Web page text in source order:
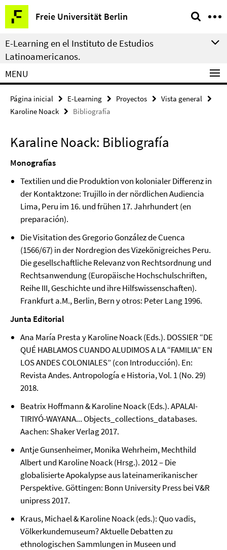
Springe
direkt
zu
Inhalt
Freie Universität Berlin
Herramientas
de
navegación
E-Learning en el Instituto de Estudios
Latinoamericanos.
MENU
Página inicial E-Learning Proyectos
Vista general
Karoline Noack
Bibliografía
Karaline Noack: Bibliografía
Monografías
Textilien und die Produktion von kolonialer Differenz in
der Kontaktzone: Trujillo in der nördlichen Audiencia
Lima, Peru im 16. und frühen 17. Jahrhundert (en
preparación).
Die Visitation des Gregorio González de Cuenca
(1566/67) in der Nordregion des Vizekönigreiches Peru.
Die gesellschaftliche Relevanz von Rechtsordnung und
Rechtsanwendung (Europäische Hochschulschriften,
Reihe III, Geschichte und ihre Hilfswissenschaften).
Frankfurt a.M., Berlin, Bern y otros: Peter Lang 1996.
Junta Editorial
Ana María Presta y Karoline Noack (Eds.). DOSSIER “DE
QUÉ HABLAMOS CUANDO ALUDIMOS A LA “FAMILIA” EN
LOS ANDES COLONIALES” (con Introducción). En:
Revista Andes. Antropología e Historia, Vol. 1 (No. 29)
2018.
Beatrix Hoffmann & Karoline Noack (Eds.). APALAI-
TIRIYÓ-WAYANA... Objects_collections_databases.
Aachen: Shaker Verlag 2017.
Antje Gunsenheimer, Monika Wehrheim, Mechthild
Albert und Karoline Noack (Hrsg.). 2012 – Die
globalisierte Apokalypse aus lateinamerikanischer
Perspektive. Göttingen: Bonn University Press bei V&R
unipress 2017.
Kraus, Michael & Karoline Noack (eds.): Quo vadis,
Völkerkundemuseum? Aktuelle Debatten zu
ethnologischen Sammlungen in Museen und